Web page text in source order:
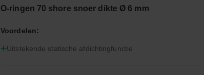
O-ringen 70 shore snoer dikte Ø 6 mm
Voordelen:
Uitstekende statische afdichtingfunctie